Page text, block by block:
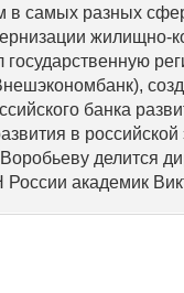
в самых разных
жилищно-
банка
в российской
делится
России академик